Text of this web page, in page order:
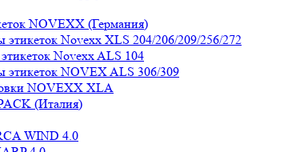
NOVEXX (Германия)
этикеток Novexx XLS 204/206/209/256/272
Novexx ALS 104
этикеток NOVEX ALS 306/309
NOVEXX XLA
(Италия)
WIND 4.0